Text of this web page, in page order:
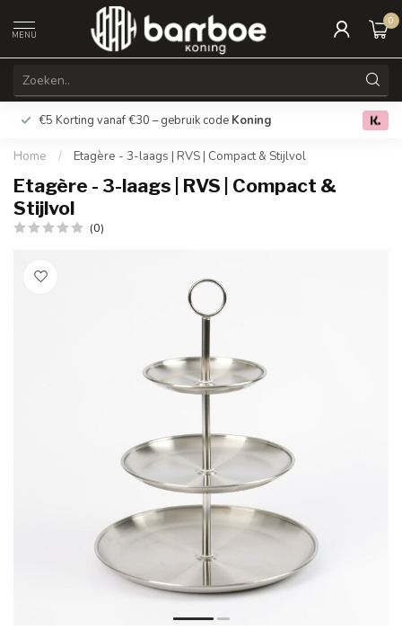
MENU
0
€5 Korting vanaf €30 – gebruik code Koning Gratis
Home / Etagère - 3-laags | RVS | Compact & Stijlvol
Etagère - 3-laags | RVS | Compact &
Stijlvol
(0)